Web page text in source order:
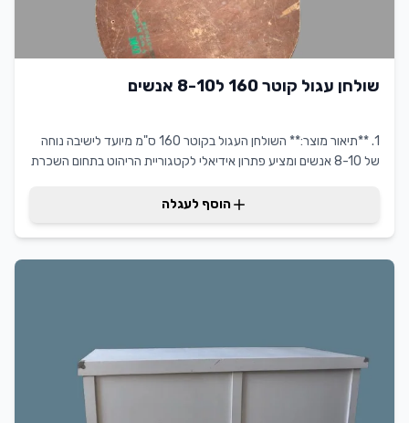
שולחן עגול קוטר 160 ל8-10 אנשים
1. **תיאור מוצר:** השולחן העגול בקוטר 160 ס"מ מיועד לישיבה נוחה
של 8-10 אנשים ומציע פתרון אידיאלי לקטגוריית הריהוט בתחום השכרת
עיצוב מודרני ונוחות מקסימלית, מה שהופך אותו לבחירה מושלמת עבור
הוסף לעגלה